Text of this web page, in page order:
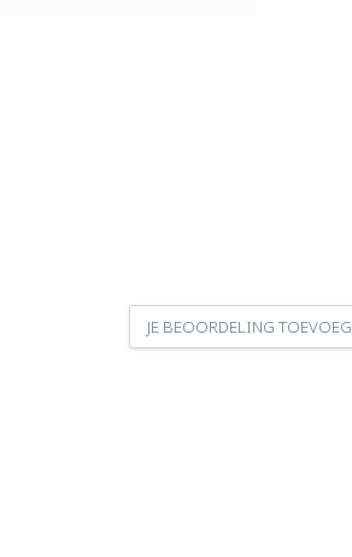
JE BEOORDELING